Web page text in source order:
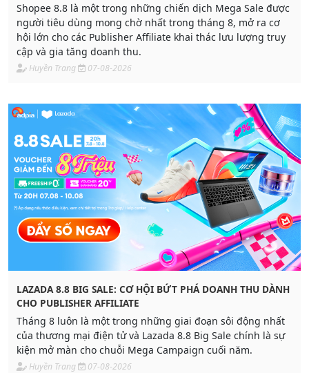
Shopee 8.8 là một trong những chiến dịch Mega Sale được
người tiêu dùng mong chờ nhất trong tháng 8, mở ra cơ
hội lớn cho các Publisher Affiliate khai thác lưu lượng truy
cập và gia tăng doanh thu.
Huyền Trang 07-08-2026
LAZADA 8.8 BIG SALE: CƠ HỘI BỨT PHÁ DOANH THU DÀNH
CHO PUBLISHER AFFILIATE
Tháng 8 luôn là một trong những giai đoạn sôi động nhất
của thương mại điện tử và Lazada 8.8 Big Sale chính là sự
kiện mở màn cho chuỗi Mega Campaign cuối năm.
Huyền Trang 07-08-2026